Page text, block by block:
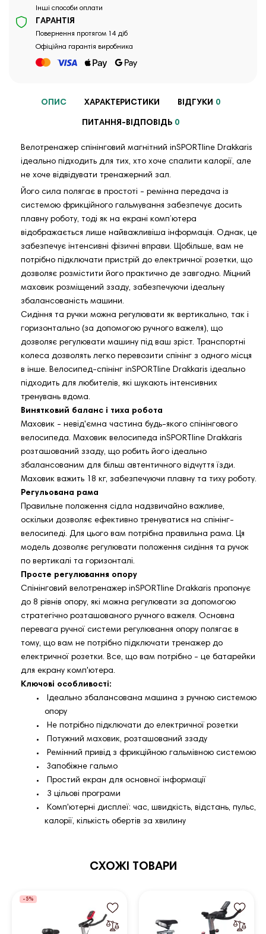
Інші способи оплати
ГАРАНТІЯ
Повернення протягом 14 діб
Офіційна гарантія виробника
ОПИС ХАРАКТЕРИСТИКИ ВІДГУКИ 0
ПИТАННЯ-ВІДПОВІДЬ 0
Велотренажер спінінговий магнітний inSPORTline Drakkaris
ідеально підходить для тих, хто хоче спалити калорії, але
не хоче відвідувати тренажерний зал.
Його сила полягає в простоті - ремінна передача із
системою фрикційного гальмування забезпечує досить
плавну роботу, тоді як на екрані комп’ютера
відображається лише найважливіша інформація. Однак, це
забезпечує інтенсивні фізичні вправи. Щобільше, вам не
потрібно підключати пристрій до електричної розетки, що
дозволяє розмістити його практично де завгодно. Міцний
маховик розміщений ззаду, забезпечуючи ідеальну
збалансованість машини.
Сидіння та ручки можна регулювати як вертикально, так і
горизонтально (за допомогою ручного важеля), що
дозволяє регулювати машину під ваш зріст. Транспортні
колеса дозволять легко перевозити спінінг з одного місця
в інше. Велосипед-спінінг inSPORTline Drakkaris ідеально
підходить для любителів, які шукають інтенсивних
тренувань вдома.
Винятковий баланс і тиха робота
Маховик - невід'ємна частина будь-якого спінінгового
велосипеда. Маховик велосипеда inSPORTline Drakkaris
розташований ззаду, що робить його ідеально
збалансованим для більш автентичного відчуття їзди.
Маховик важить 18 кг, забезпечуючи плавну та тиху роботу.
Регульована рама
Правильне положення сідла надзвичайно важливе,
оскільки дозволяє ефективно тренуватися на спінінг-
велосипеді. Для цього вам потрібна правильна рама. Ця
модель дозволяє регулювати положення сидіння та ручок
по вертикалі та горизонталі.
Просте регулювання опору
Спінінговий велотренажер inSPORTline Drakkaris пропонує
до 8 рівнів опору, які можна регулювати за допомогою
стратегічно розташованого ручного важеля. Основна
перевага ручної системи регулювання опору полягає в
тому, що вам не потрібно підключати тренажер до
електричної розетки. Все, що вам потрібно - це батарейки
для екрану комп'ютера.
Ключові особливості:
Ідеально збалансована машина з ручною системою
опору
Не потрібно підключати до електричної розетки
Потужний маховик, розташований ззаду
Ремінний привід з фрикційною гальмівною системою
Запобіжне гальмо
Простий екран для основної інформації
3 цільові програми
Комп'ютерні дисплеї: час, швидкість, відстань, пульс,
калорії, кількість обертів за хвилину
СХОЖІ ТОВАРИ
-5%